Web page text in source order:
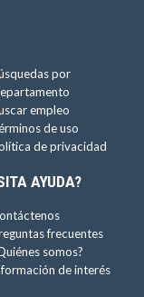
por
empleo
de uso
de privacidad
AYUDA?
frecuentes
somos?
de interés